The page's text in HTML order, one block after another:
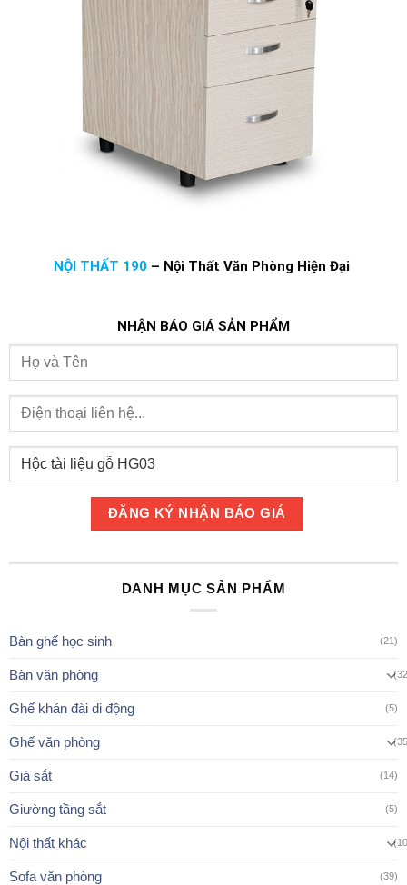
NỘI THẤT 190 – Nội Thất Văn Phòng Hiện Đại
NHẬN BÁO GIÁ SẢN PHẨM
DANH MỤC SẢN PHẨM
Bàn ghế học sinh (21)
Bàn văn phòng
Ghế khán đài di động (5)
Ghế văn phòng
Giá sắt (14)
Giường tầng sắt (5)
Nội thất khác
Sofa văn phòng (39)